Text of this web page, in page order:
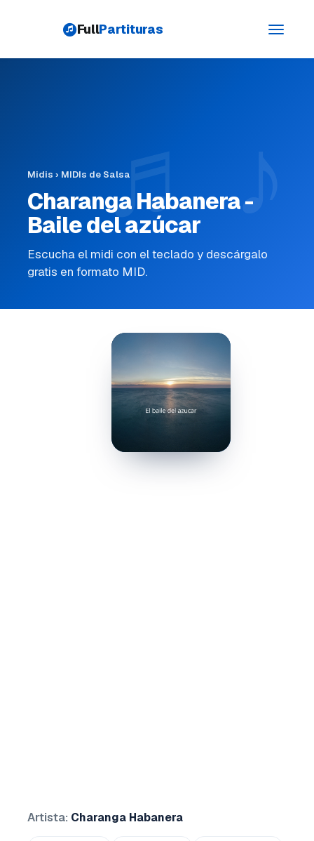
Toggle
FullPartituras
Midis › MIDIs de Salsa
Charanga Habanera -
Baile del azúcar
Escucha el midi con el teclado y descárgalo
gratis en formato MID.
Artista: Charanga Habanera